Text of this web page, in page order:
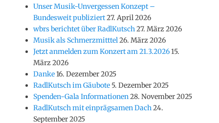
Unser Musik-Unvergessen Konzept –
Bundesweit publiziert27. April 2026
wbrs berichtet über RadlKutsch 27. März 2026
Musik als Schmerzmitttel 26. März 2026
Jetzt anmelden zum Konzert am 21.3.202615.
März 2026
Danke16. Dezember 2025
RadlKutsch im Gäubote 5. Dezember 2025
Spenden-Gala Informationen 28. November 2025
RadlKutsch mit einprägsamen Dach 24.
September 2025